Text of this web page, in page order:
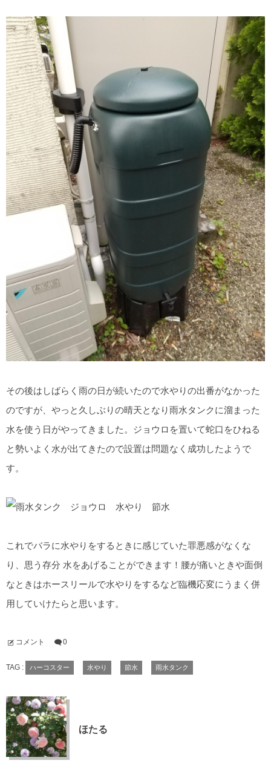
その後はしばらく雨の日が続いたので水やりの出番がなかった
のですが、やっと久しぶりの晴天となり雨水タンクに溜まった
水を使う日がやってきました。ジョウロを置いて蛇口をひねる
と勢いよく水が出てきたので設置は問題なく成功したようで
す。
これでバラに水やりをするときに感じていた罪悪感がなくな
り、思う存分 水をあげることができます！腰が痛いときや面倒
なときはホースリールで水やりをするなど臨機応変にうまく併
用していけたらと思います。
コメント 0
TAG : ハーコスター 水やり 節水 雨水タンク
ほたる